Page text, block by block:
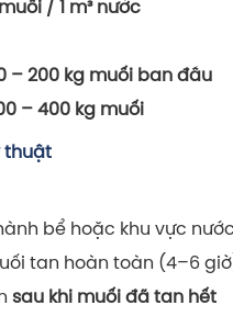
/ 1 m³ nước
– 200 kg muối ban đầu
– 400 kg muối
thuật
bể hoặc khu vực
tan hoàn toàn (4–6
sau khi muối đã tan hết